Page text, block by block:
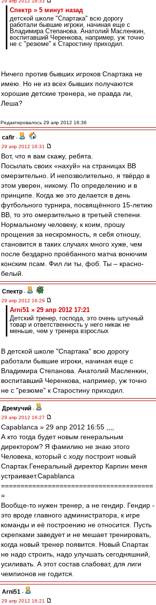
Спектр » 5 минут назад
детской школе "Спартака" всю дорогу
работали бывшие игроки, начиная еще с
Владимира Степанова. Анатолий Масленкин,
воспитавший Черенкова, например, уж точно
не с "резюме" к Старостину приходил.
Ничего против бывших игроков Спартака не
имею. Но не из всех бывших получаются
хорошие детские тренера, не правда ли,
Леша?
Редактировалось 29 апр 2012 16:36
cafir -
29 апр 2012 16:31
Вот, что я вам скажу, ребята.
Посылать своих «нахуй» на страницах ВВ
омерзительно. И непозволительно, я твёрдо в
этом уверен, никому. По определению и в
принципе. Когда же это делается в день
футбольного турнира, посвящённого 15-летию
ВВ, то это омерзительно в третьей степени.
Нормальному человеку, к коим, прошу
прощения за нескромность, я себя отношу,
становится в таких случаях много хуже, чем
после бездарно проёбанного матча вонючим
конским псам. Фил ли ты, фоб. Ты – красно-
белый.
Спектр -
29 апр 2012 16:29
Arni51 » 29 апр 2012 17:21
Детский тренер, господа, это очень штучный
товар и ответственность у него никак не
меньше, чем у тренера взрослых
В детской школе "Спартака" всю дорогу
работали бывшие игроки, начиная еще с
Владимира Степанова. Анатолий Масленкин,
воспитавший Черенкова, например, уж точно
не с "резюме" к Старостину приходил.
Дремучий -
29 апр 2012 16:27
Сapablanca » 29 апр 2012 16:55 ,,,,
А кто тогда будет новым генеральным
директором? Я фамилию не знаю этого
Человека, который с ходу построит новый
Спартак.Генеральный директор Карпин меня
устраивает.Сapablanca
=======================================
=
Вообще-то нужен тренер, а не гендир. Гендир -
это вроде главного администратора, к игре
команды и её построению не относится. Пусть
скрепками заведует и не мешает тренировать,
когда новый тренер появится. Новый Спартак
не надо строить, надо улучшать сегодняшний,
усиливать. А этот состав слабоват, для лиги
чемпионов не годится.
Arni51 -
29 апр 2012 16:21